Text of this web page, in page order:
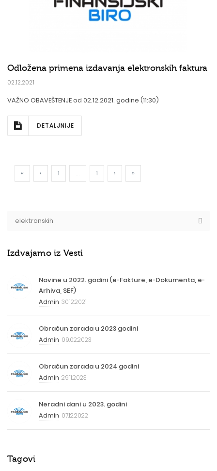
Odložena primena izdavanja elektronskih faktura
02.12.2021
VAŽNO OBAVEŠTENJE od 02.12.2021. godine (11:30)
DETALJNIJE
« ‹ 1 ... 1 › »
Izdvajamo iz Vesti
Novine u 2022. godini (e-Fakture, e-Dokumenta, e-
Arhiva, SEF)
Admin 30.12.2021
Obračun zarada u 2023 godini
Admin 09.02.2023
Obračun zarada u 2024 godini
Admin 29.11.2023
Neradni dani u 2023. godini
Admin 07.12.2022
Tagovi